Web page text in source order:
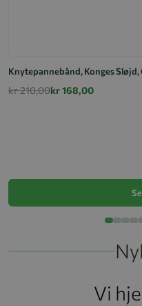
Knytepannebånd, Konges
kr 210,00kr 168,00
Vi